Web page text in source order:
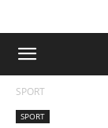
SPORT
SPORT